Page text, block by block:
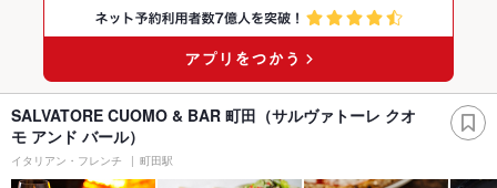
SALVATORE CUOMO & BAR 町田（サルヴァトーレ クオ
モ アンド バール）
イタリアン・フレンチ 町田駅